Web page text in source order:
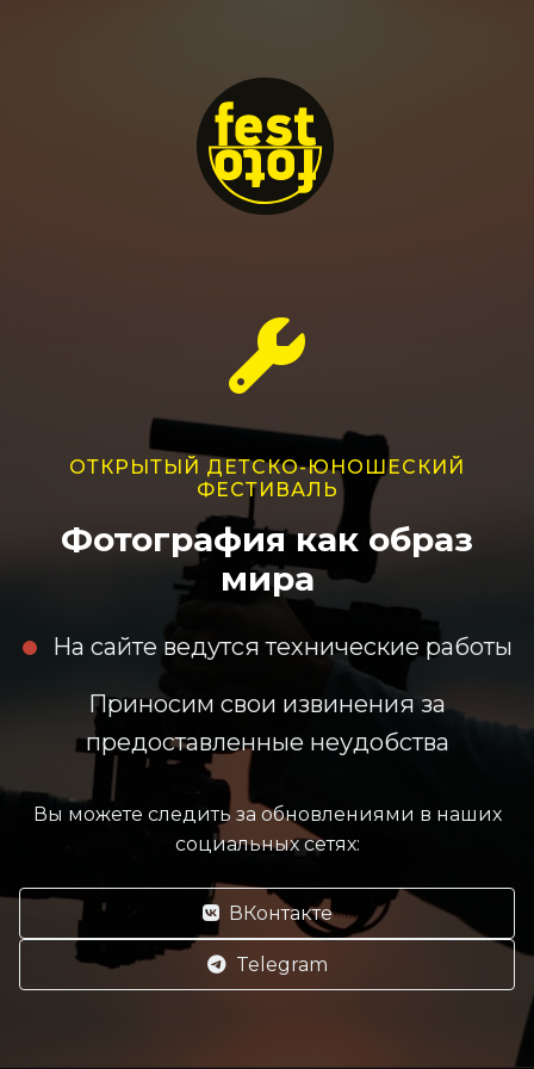
ОТКРЫТЫЙ ДЕТСКО-ЮНОШЕСКИЙ
ФЕСТИВАЛЬ
Фотография как образ
мира
На сайте ведутся технические работы
Приносим свои извинения за
предоставленные неудобства
Вы можете следить за обновлениями в наших
социальных сетях:
ВКонтакте
Telegram